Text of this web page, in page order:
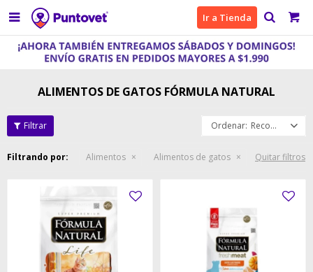
 Ir a Tienda
ALIMENTOS DE GATOS FÓRMULA NATURAL
Recomendados
Filtrando por: Alimentos Alimentos de gatos Quitar filtros